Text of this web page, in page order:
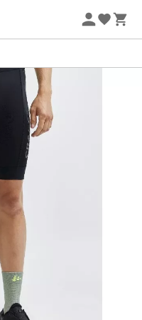
vanaf 2 producten* met